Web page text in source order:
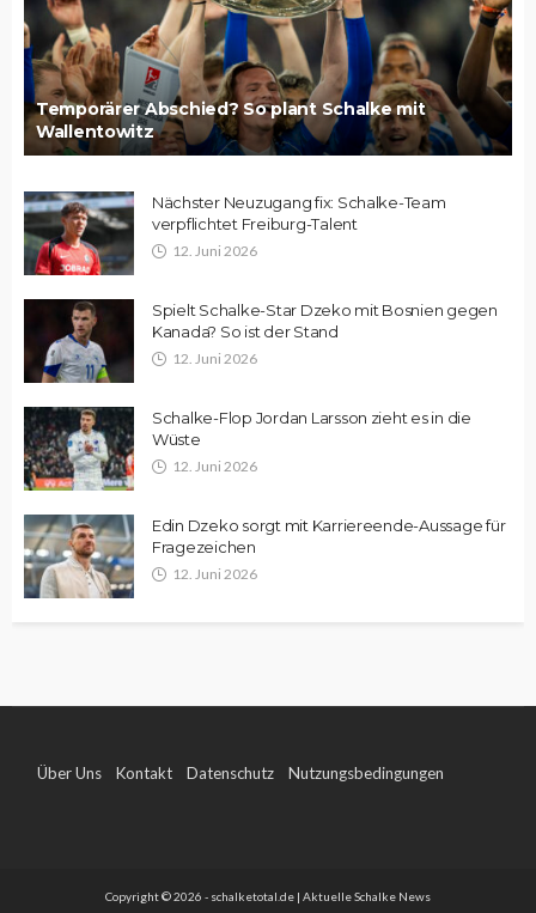
Temporärer Abschied? So plant Schalke mit
Wallentowitz
Nächster Neuzugang fix: Schalke-Team
verpflichtet Freiburg-Talent
12. Juni 2026
Spielt Schalke-Star Dzeko mit Bosnien gegen
Kanada? So ist der Stand
12. Juni 2026
Schalke-Flop Jordan Larsson zieht es in die
Wüste
12. Juni 2026
Edin Dzeko sorgt mit Karriereende-Aussage für
Fragezeichen
12. Juni 2026
Über Uns Kontakt Datenschutz Nutzungsbedingungen
Copyright © 2026 - schalketotal.de | Aktuelle Schalke News